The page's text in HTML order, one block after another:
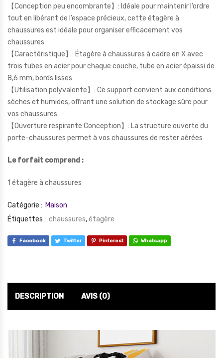
【Conception peu encombrante】: Idéale pour maintenir l’ordre
tout en libérant de l’espace précieux, cette étagère à
chaussures est idéale pour organiser efficacement vos
chaussures
【Caractéristique】: Étagère à chaussures à cadre en X avec
trois tubes en acier pour chaque couche, tube en acier épaissi de
8,6 mm, bords lisses
【Utilisation polyvalente】: Ce support convient aux conditions
sèches et humides, offrant une solution de stockage sûre pour
vos chaussures
【Ouverture respirante Conception】: La structure ouverte du
porte-chaussures permet à vos chaussures de rester aérées
Le forfait comprend :
1 étagère à chaussures
Catégorie : Maison
Étiquettes : chaussures,étagère
Facebook Twitter Pinterest Whatsapp
DESCRIPTION AVIS (0)